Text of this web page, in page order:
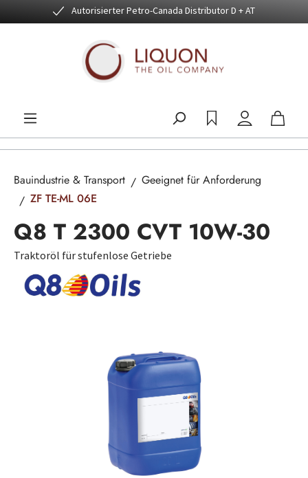
Zum Hauptinhalt springenAutorisierter Petro-Canada Distributor D + AT
Bauindustrie & Transport
Geeignet für Anforderung
ZF TE-ML 06E
Q8 T 2300 CVT 10W-30
Traktoröl für stufenlose Getriebe